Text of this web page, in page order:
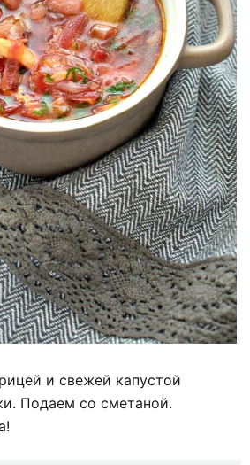
и свежей капустой
Подаем со сметаной.